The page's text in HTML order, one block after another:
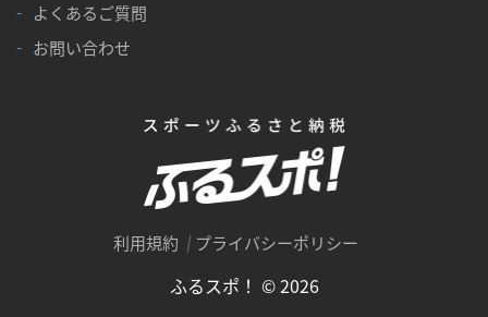
利用規約 プライバシーポリシー
ふるスポ！ © 2026
よくあるご質問
お問い合わせ